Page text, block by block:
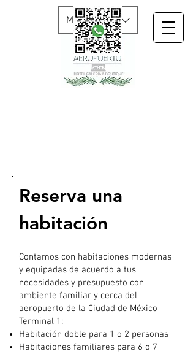
MXN ($)
Reserva una
habitación
Contamos con habitaciones modernas
y equipadas de acuerdo a tus
necesidades y presupuesto con
ambiente familiar y cerca del
aeropuerto de la Ciudad de México
Terminal 1:
Habitación doble para 1 o 2 personas
Habitaciones familiares para 6 o 7